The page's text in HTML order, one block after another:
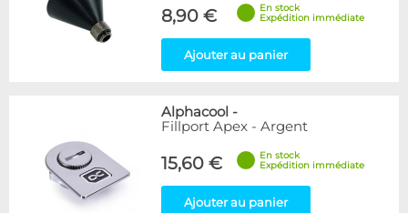
8,90 €
En stock
Expédition immédiate
Ajouter au panier
Alphacool -
Fillport Apex - Argent
15,60 €
En stock
Expédition immédiate
Ajouter au panier